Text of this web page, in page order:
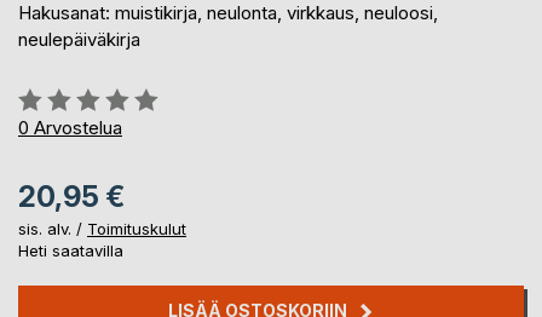
Hakusanat: muistikirja, neulonta, virkkaus, neuloosi,
neulepäiväkirja
Arvostelu::
0%
0 Arvostelua
20,95 €
sis. alv. / Toimituskulut
Heti saatavilla
LISÄÄ OSTOSKORIIN